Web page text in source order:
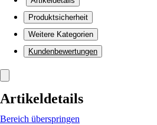
Produktsicherheit
Weitere Kategorien
Kundenbewertungen
Artikeldetails
Bereich überspringen